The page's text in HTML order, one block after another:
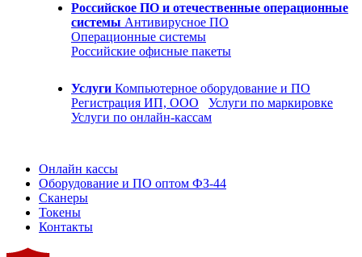
Российское ПО и отечественные операционные
системы Антивирусное ПО
Операционные системы
Российские офисные пакеты
Услуги Компьютерное оборудование и ПО
Регистрация ИП, ООО
Услуги по маркировке
Услуги по онлайн-кассам
Онлайн кассы
Оборудование и ПО оптом ФЗ-44
Сканеры
Токены
Контакты